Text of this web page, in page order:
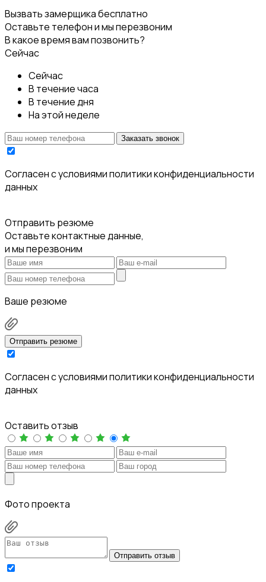
Вызвать замерщика бесплатно
Оставьте телефон и мы перезвоним
В какое время вам позвонить?
Сейчас
Сейчас
В течение часа
В течение дня
На этой неделе
Заказать звонок
Cогласен с условиямиполитики конфиденциальности
данных
Отправить резюме
Оставьте контактные данные,
и мы перезвоним
Ваше резюме
Отправить резюме
Cогласен с условиямиполитики конфиденциальности
данных
Оставить отзыв
Фото проекта
Отправить отзыв